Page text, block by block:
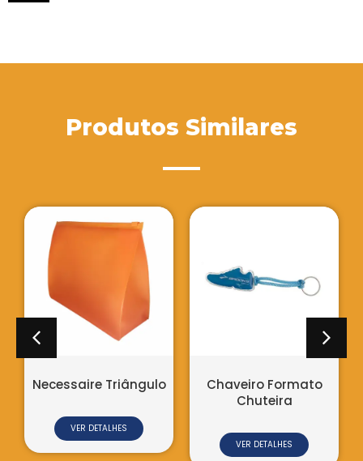
Produtos Similares
Necessaire Triângulo
VER DETALHES
Chaveiro Formato
Chuteira
VER DETALHES